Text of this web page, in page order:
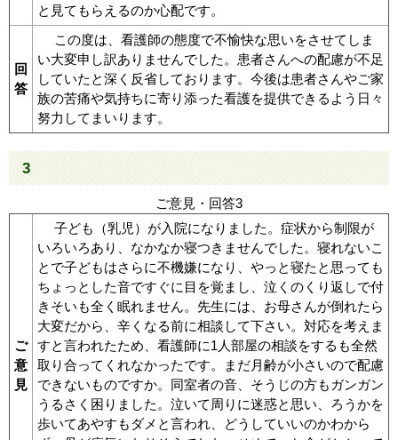
と見てもらえるのか心配です。
回
答
この度は、看護師の態度で不愉快な思いをさせてしま
い大変申し訳ありませんでした。患者さんへの配慮が不足
していたと深く反省しております。今後は患者さんやご家
族の苦痛や気持ちに寄り添った看護を提供できるよう日々
努力してまいります。
3
ご意見・回答3
ご
意
見
子ども（乳児）が入院になりました。症状から制限が
いろいろあり、なかなか寝つきませんでした。寝れないこ
とで子どもはさらに不機嫌になり、やっと寝たと思っても
ちょっとした音ですぐに目を覚まし、泣くのくり返しで付
きそいも全く眠れません。先生には、お母さんが倒れたら
大変だから、辛くなる前に相談して下さい。対応を考えま
すと言われたため、看護師に1人部屋の相談をするも全然
取り合ってくれなかったです。まだ月齢が小さいので配慮
できないものですか。同室者の音、そうじの方もガンガン
うるさく困りました。泣いて周りに迷惑と思い、ろうかを
歩いてあやすもダメと言われ、どうしていいのかわから